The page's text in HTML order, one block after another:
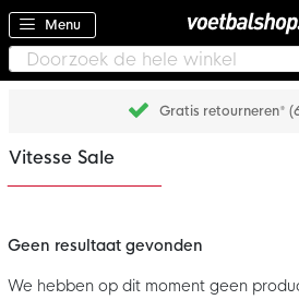
Menu
Gratis retourneren*
Vitesse Sale
Geen resultaat gevonden
We hebben op dit moment geen